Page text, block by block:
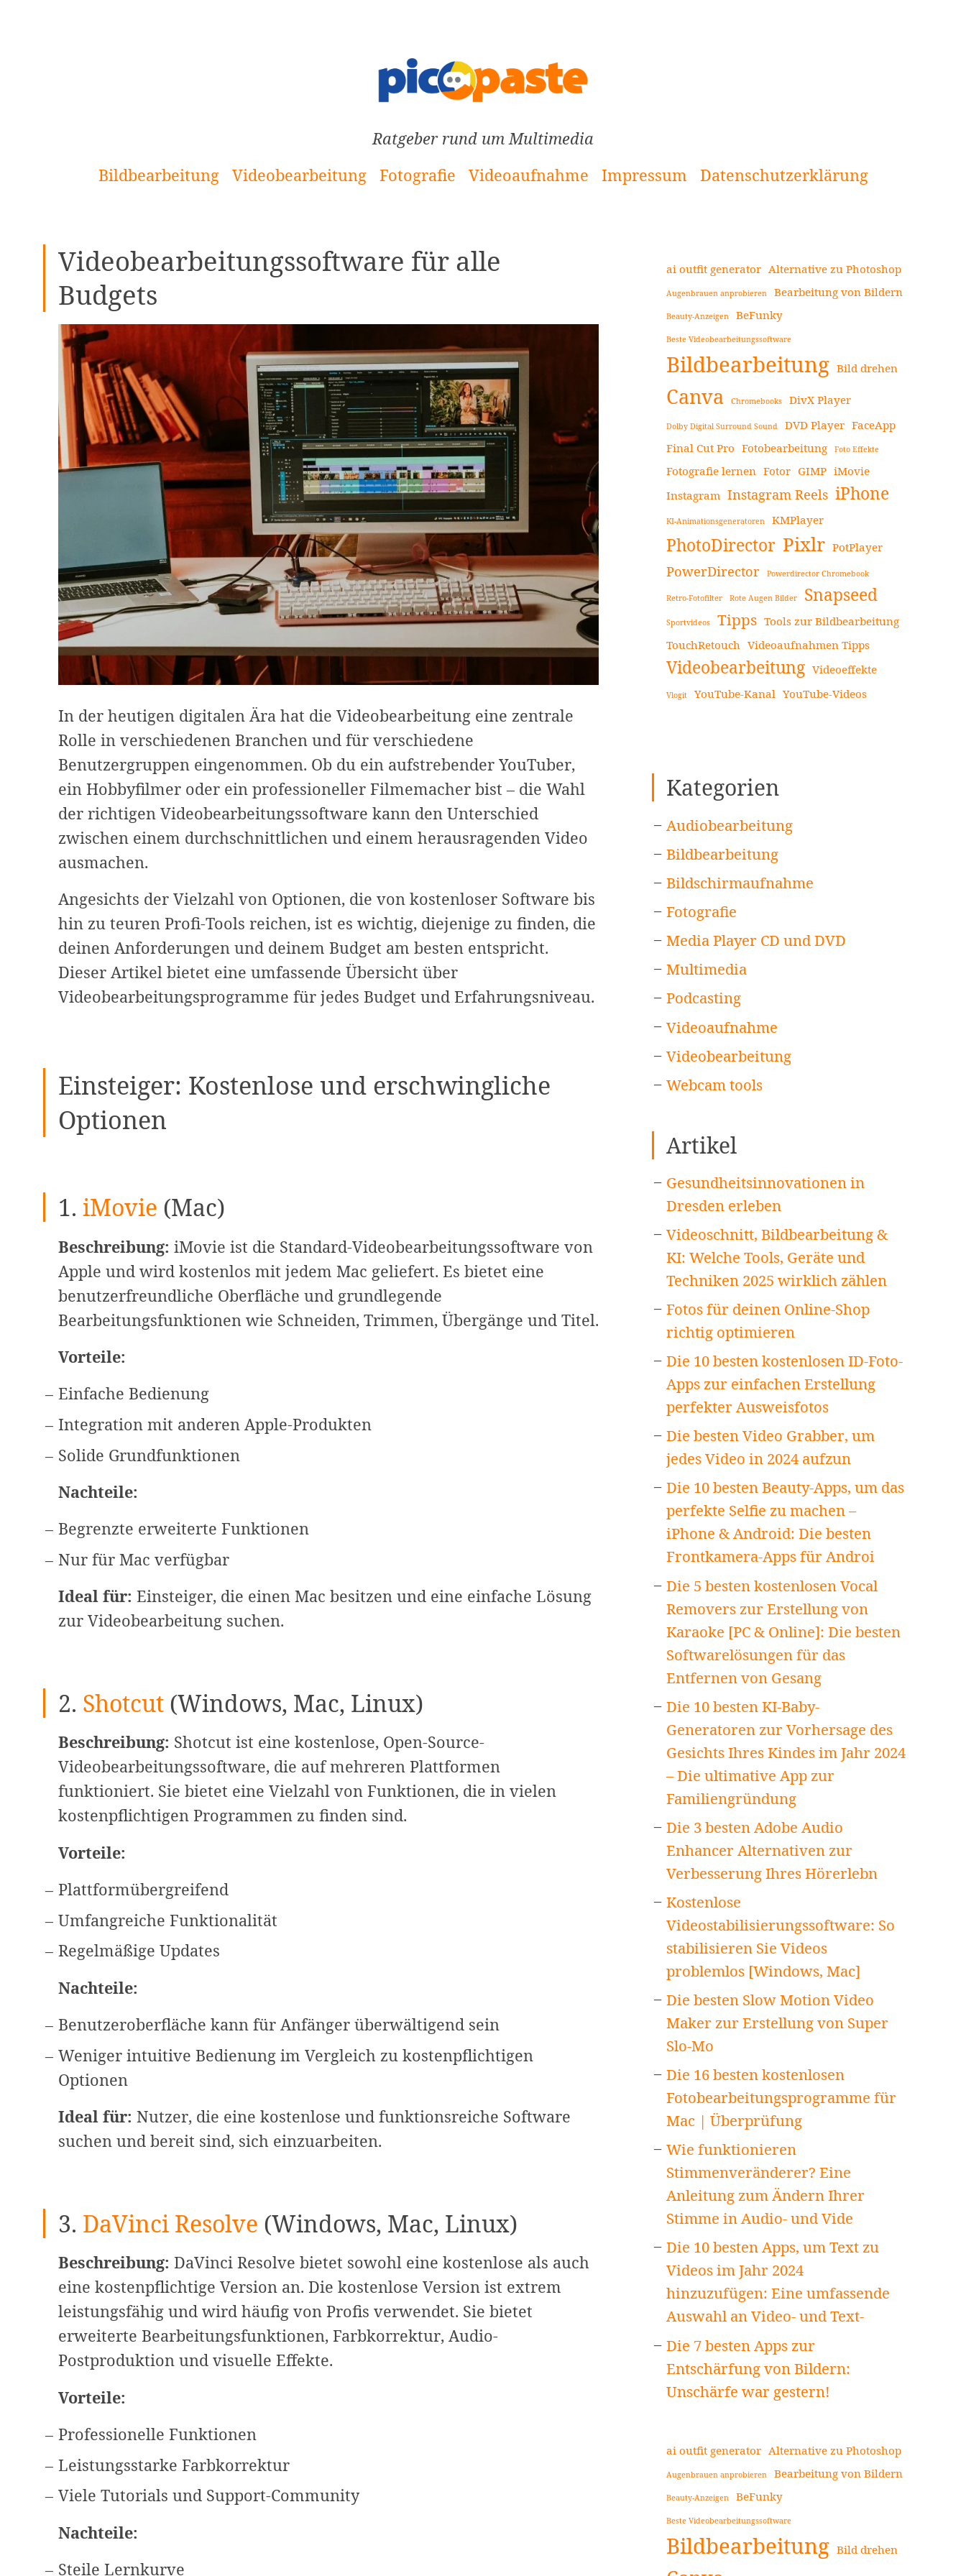
Ratgeber rund um Multimedia
Bildbearbeitung
Videobearbeitung Fotografie Videoaufnahme Impressum Datenschutzerklärung
Videobearbeitungssoftware für alle
Budgets
In der heutigen digitalen Ära hat die Videobearbeitung eine zentrale
Rolle in verschiedenen Branchen und für verschiedene
Benutzergruppen eingenommen. Ob du ein aufstrebender YouTuber,
ein Hobbyfilmer oder ein professioneller Filmemacher bist – die Wahl
der richtigen Videobearbeitungssoftware kann den Unterschied
zwischen einem durchschnittlichen und einem herausragenden Video
ausmachen.
Angesichts der Vielzahl von Optionen, die von kostenloser Software bis
hin zu teuren Profi-Tools reichen, ist es wichtig, diejenige zu finden, die
deinen Anforderungen und deinem Budget am besten entspricht.
Dieser Artikel bietet eine umfassende Übersicht über
Videobearbeitungsprogramme für jedes Budget und Erfahrungsniveau.
Einsteiger: Kostenlose und erschwingliche
Optionen
1. iMovie (Mac)
Beschreibung: iMovie ist die Standard-Videobearbeitungssoftware von
Apple und wird kostenlos mit jedem Mac geliefert. Es bietet eine
benutzerfreundliche Oberfläche und grundlegende
Bearbeitungsfunktionen wie Schneiden, Trimmen, Übergänge und Titel.
Vorteile:
Einfache Bedienung
Integration mit anderen Apple-Produkten
Solide Grundfunktionen
Nachteile:
Begrenzte erweiterte Funktionen
Nur für Mac verfügbar
Ideal für: Einsteiger, die einen Mac besitzen und eine einfache Lösung
zur Videobearbeitung suchen.
2. Shotcut(Windows, Mac, Linux)
Beschreibung: Shotcut ist eine kostenlose, Open-Source-
Videobearbeitungssoftware, die auf mehreren Plattformen
funktioniert. Sie bietet eine Vielzahl von Funktionen, die in vielen
kostenpflichtigen Programmen zu finden sind.
Vorteile:
Plattformübergreifend
Umfangreiche Funktionalität
Regelmäßige Updates
Nachteile:
Benutzeroberfläche kann für Anfänger überwältigend sein
Weniger intuitive Bedienung im Vergleich zu kostenpflichtigen
Optionen
Ideal für: Nutzer, die eine kostenlose und funktionsreiche Software
suchen und bereit sind, sich einzuarbeiten.
3. DaVinci Resolve (Windows, Mac, Linux)
Beschreibung: DaVinci Resolve bietet sowohl eine kostenlose als auch
eine kostenpflichtige Version an. Die kostenlose Version ist extrem
leistungsfähig und wird häufig von Profis verwendet. Sie bietet
erweiterte Bearbeitungsfunktionen, Farbkorrektur, Audio-
Postproduktion und visuelle Effekte.
Vorteile:
Professionelle Funktionen
Leistungsstarke Farbkorrektur
Viele Tutorials und Support-Community
Nachteile:
Steile Lernkurve
Seitenleiste
ai outfit generator Alternative zu Photoshop
Augenbrauen anprobieren Bearbeitung von Bildern
Beauty-Anzeigen BeFunky
Beste Videobearbeitungssoftware
Bildbearbeitung Bild drehen
Canva Chromebooks DivX Player
Dolby Digital Surround Sound DVD Player FaceApp
Final Cut Pro Fotobearbeitung Foto Effekte
Fotografie lernen Fotor GIMP iMovie
Instagram Instagram Reels iPhone
KI-Animationsgeneratoren KMPlayer
PhotoDirector Pixlr PotPlayer
PowerDirector Powerdirector Chromebook
Retro-Fotofilter Rote Augen Bilder Snapseed
Sportvideos Tipps Tools zur Bildbearbeitung
TouchRetouch
Videoaufnahmen Tipps
Videobearbeitung Videoeffekte
Vlogit YouTube-Kanal YouTube-Videos
Kategorien
Audiobearbeitung
Bildbearbeitung
Bildschirmaufnahme
Fotografie
Media Player CD und DVD
Multimedia
Podcasting
Videoaufnahme
Videobearbeitung
Webcam tools
Artikel
Gesundheitsinnovationen in
Dresden erleben
Videoschnitt, Bildbearbeitung &
KI: Welche Tools, Geräte und
Techniken 2025 wirklich zählen
Fotos für deinen Online-Shop
richtig optimieren
Die 10 besten kostenlosen ID-Foto-
Apps zur einfachen Erstellung
perfekter Ausweisfotos
Die besten Video Grabber, um
jedes Video in 2024 aufzun
Die 10 besten Beauty-Apps, um das
perfekte Selfie zu machen –
iPhone & Android: Die besten
Frontkamera-Apps für Androi
Die 5 besten kostenlosen Vocal
Removers zur Erstellung von
Karaoke [PC & Online]: Die besten
Softwarelösungen für das
Entfernen von Gesang
Die 10 besten KI-Baby-
Generatoren zur Vorhersage des
Gesichts Ihres Kindes im Jahr 2024
– Die ultimative App zur
Familiengründung
Die 3 besten Adobe Audio
Enhancer Alternativen zur
Verbesserung Ihres Hörerlebn
Kostenlose
Videostabilisierungssoftware: So
stabilisieren Sie Videos
problemlos [Windows, Mac]
Die besten Slow Motion Video
Maker zur Erstellung von Super
Slo-Mo
Die 16 besten kostenlosen
Fotobearbeitungsprogramme für
Mac | Überprüfung
Wie funktionieren
Stimmenveränderer? Eine
Anleitung zum Ändern Ihrer
Stimme in Audio- und Vide
Die 10 besten Apps, um Text zu
Videos im Jahr 2024
hinzuzufügen: Eine umfassende
Auswahl an Video- und Text-
Die 7 besten Apps zur
Entschärfung von Bildern:
Unschärfe war gestern!
ai outfit generator Alternative zu Photoshop
Augenbrauen anprobieren Bearbeitung von Bildern
Beauty-Anzeigen BeFunky
Beste Videobearbeitungssoftware
Bildbearbeitung Bild drehen